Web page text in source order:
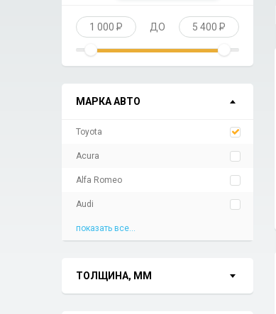
1 000 P ДО 5 400 P
МАРКА АВТО
Toyota
Acura
Alfa Romeo
Audi
показать все...
ТОЛЩИНА, ММ